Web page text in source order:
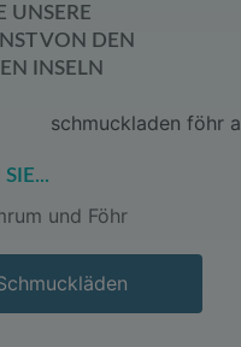
UNSERE
VON DEN
INSELN
und Föhr